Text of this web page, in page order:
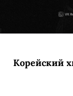
Корейский